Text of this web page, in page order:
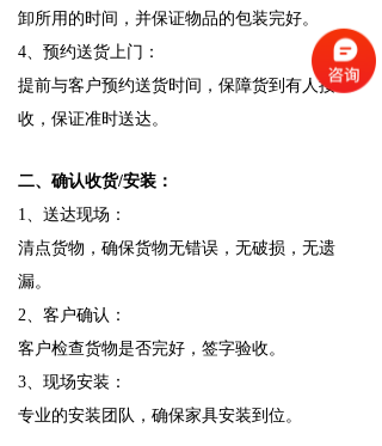
卸所用的时间，并保证物品的包装完好。
4、预约送货上门：
提前与客户预约送货时间，保障货到有人接
收，保证准时送达。
二、确认收货/安装：
1、送达现场：
清点货物，确保货物无错误，无破损，无遗
漏。
2、客户确认：
客户检查货物是否完好，签字验收。
3、现场安装：
专业的安装团队，确保家具安装到位。